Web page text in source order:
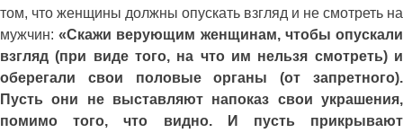
том, что женщины должны опускать взгляд и не смотреть на
мужчин:«Скажи верующим женщинам, чтобы опускали
взгляд (при виде того, на что им нельзя смотреть) и
оберегали свои половые органы (от запретного).
Пусть они не выставляют напоказ свои украшения,
помимо того, что видно. И пусть прикрывают